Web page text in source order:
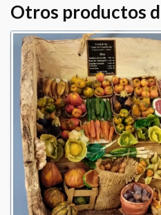
Otros productos